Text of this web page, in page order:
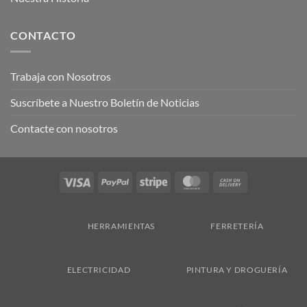
CONTACTO
Trabaja con Nosotros
Suscríbete a Nuestro Boletín de Noticias
Contacte con nosotros
Visa PayPal Stripe MasterCard
HERRAMIENTAS FERRETERÍA
ELECTRICIDAD PINTURA Y DROGUERÍA